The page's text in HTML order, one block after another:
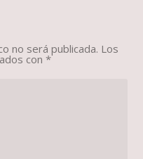
no será publicada. Los
con*